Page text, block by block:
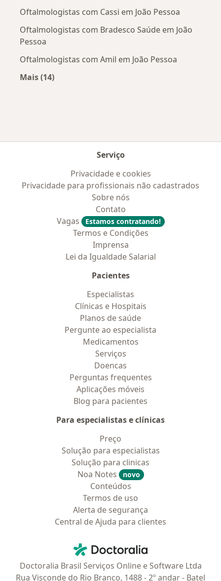
Oftalmologistas com Cassi em João Pessoa
Oftalmologistas com Bradesco Saúde em João
Pessoa
Oftalmologistas com Amil em João Pessoa
Mais (14)
Serviço
Privacidade e cookies
Privacidade para profissionais não cadastrados
Sobre nós
Contato
Vagas
Estamos contratando!
Termos e Condições
Imprensa
Lei da Igualdade Salarial
Pacientes
Especialistas
Clínicas e Hospitais
Planos de saúde
Pergunte ao especialista
Medicamentos
Serviços
Doencas
Perguntas frequentes
Aplicações móveis
Blog para pacientes
Para especialistas e clínicas
Preço
Solução para especialistas
Solução para clinicas
Noa Notes
novo
Conteúdos
Termos de uso
Alerta de segurança
Central de Ajuda para clientes
Doctoralia - Homepage
Doctoralia Brasil Serviços Online e Software Ltda
Rua Visconde do Rio Branco, 1488 - 2º andar - Batel